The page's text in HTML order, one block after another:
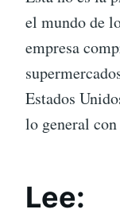
el mundo de
empresa
Estados
lo general
Lee: